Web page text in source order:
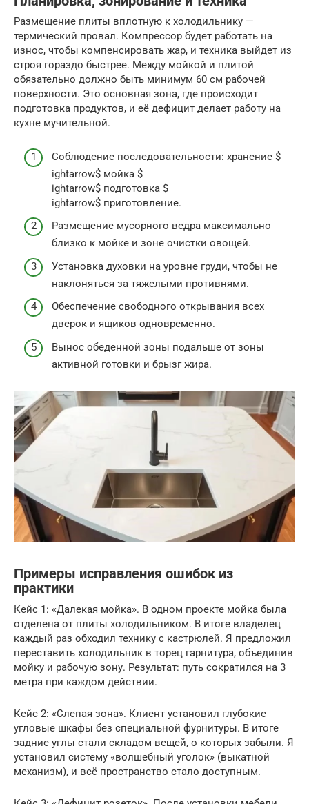
Размещение плиты вплотную к холодильнику —
термический провал. Компрессор будет работать на
износ, чтобы компенсировать жар, и техника выйдет из
строя гораздо быстрее. Между мойкой и плитой
обязательно должно быть минимум 60 см рабочей
поверхности. Это основная зона, где происходит
подготовка продуктов, и её дефицит делает работу на
кухне мучительной.
Соблюдение последовательности: хранение $
ightarrow$ мойка $
ightarrow$ подготовка $
ightarrow$ приготовление.
Размещение мусорного ведра максимально
близко к мойке и зоне очистки овощей.
Установка духовки на уровне груди, чтобы не
наклоняться за тяжелыми противнями.
Обеспечение свободного открывания всех
дверок и ящиков одновременно.
Вынос обеденной зоны подальше от зоны
активной готовки и брызг жира.
Примеры исправления ошибок из
практики
Кейс 1: «Далекая мойка». В одном проекте мойка была
отделена от плиты холодильником. В итоге владелец
каждый раз обходил технику с кастрюлей. Я предложил
переставить холодильник в торец гарнитура, объединив
мойку и рабочую зону. Результат: путь сократился на 3
метра при каждом действии.
Кейс 2: «Слепая зона». Клиент установил глубокие
угловые шкафы без специальной фурнитуры. В итоге
задние углы стали складом вещей, о которых забыли. Я
установил систему «волшебный уголок» (выкатной
механизм), и всё пространство стало доступным.